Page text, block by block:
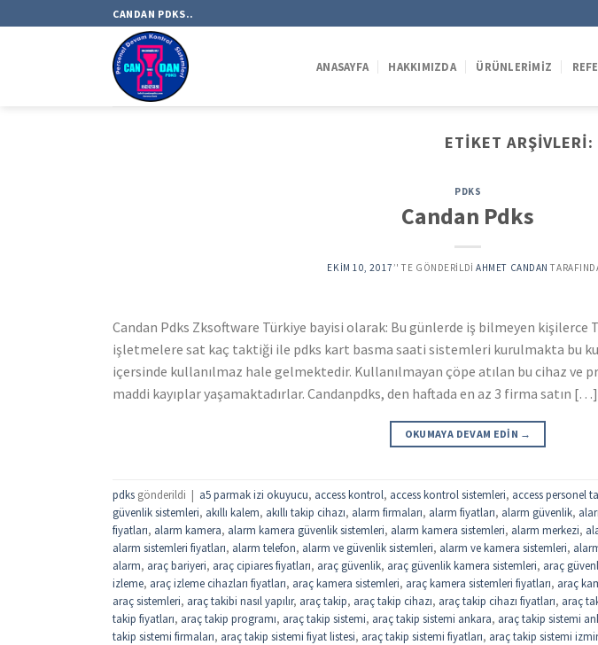
to
CANDAN PDKS..
ANASAYFA HAKKIMIZDA ÜRÜNLERIMIZ
ETIKET ARŞIVLERI:
PDKS
Candan Pdks
EKIM 10, 2017’' TE GÖNDERILDI AHMET CANDAN
Candan Pdks Zksoftware Türkiye bayisi olarak: Bu günlerde iş bilmeyen
işletmelere sat kaç taktiği ile pdks kart basma saati sistemleri kurulmakta bu
içersinde kullanılmaz hale gelmektedir. Kullanılmayan çöpe atılan bu cihaz ve
maddi kayıplar yaşamaktadırlar. Candanpdks, den haftada en az 3 firma satın […]
OKUMAYA DEVAM EDIN →
pdks gönderildi | a5 parmak izi okuyucu, access kontrol, access kontrol sistemleri, access personel
güvenlik sistemleri, akıllı kalem, akıllı takip cihazı, alarm firmaları, alarm fiyatları, alarm güvenlik,
fiyatları, alarm kamera, alarm kamera güvenlik sistemleri, alarm kamera sistemleri, alarm merkezi,
alarm sistemleri fiyatları, alarm telefon, alarm ve güvenlik sistemleri, alarm ve kamera sistemleri,
alarm, araç bariyeri, araç cipiares fiyatları, araç güvenlik, araç güvenlik kamera sistemleri, araç
izleme, araç izleme cihazları fiyatları, araç kamera sistemleri, araç kamera sistemleri fiyatları, araç
araç sistemleri, araç takibi nasıl yapılır, araç takip, araç takip cihazı, araç takip cihazı fiyatları, araç
takip fiyatları, araç takip programı, araç takip sistemi, araç takip sistemi ankara, araç takip sistemi
takip sistemi firmaları, araç takip sistemi fiyat listesi, araç takip sistemi fiyatları, araç takip sistemi izmir